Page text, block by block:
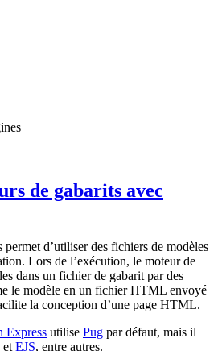
de gabarits avec
permet d’utiliser des fichiers de modèles
Lors de l’exécution, le moteur de
dans un fichier de gabarit par des
le modèle en un fichier HTML envoyé
la conception d’une page HTML.
Express utilise Pug par défaut, mais il
et EJS, entre autres.